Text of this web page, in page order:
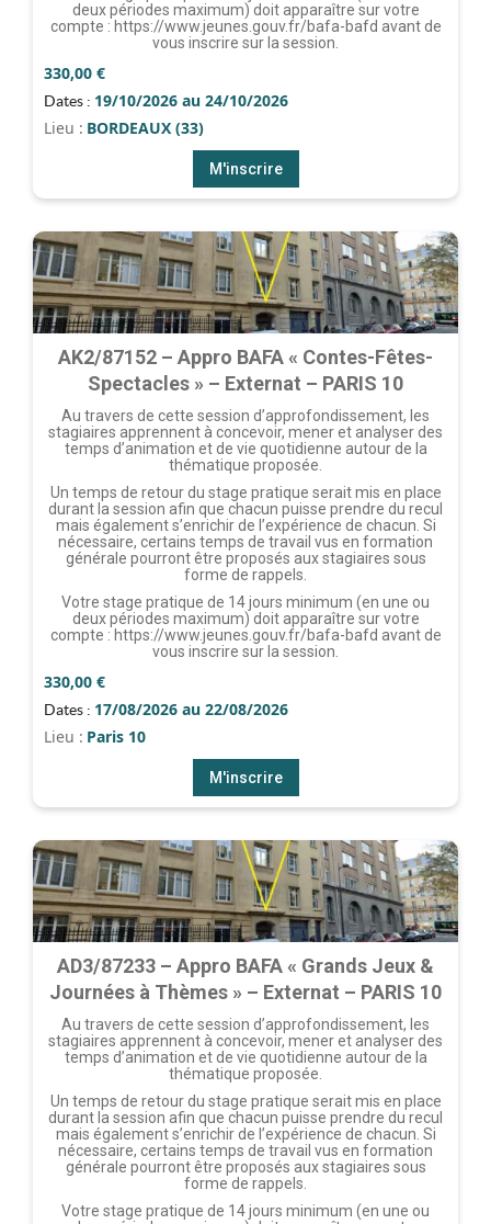
deux périodes maximum) doit apparaître sur votre
compte : https://www.jeunes.gouv.fr/bafa-bafd avant de
vous inscrire sur la session.
330,00 €
Dates : 19/10/2026 au 24/10/2026
Lieu : BORDEAUX (33)
M'inscrire
AK2/87152 – Appro BAFA « Contes-Fêtes-
Spectacles » – Externat – PARIS 10
Au travers de cette session d’approfondissement, les
stagiaires apprennent à concevoir, mener et analyser des
temps d’animation et de vie quotidienne autour de la
thématique proposée.
Un temps de retour du stage pratique serait mis en place
durant la session afin que chacun puisse prendre du recul
mais également s’enrichir de l’expérience de chacun. Si
nécessaire, certains temps de travail vus en formation
générale pourront être proposés aux stagiaires sous
forme de rappels.
Votre stage pratique de 14 jours minimum (en une ou
deux périodes maximum) doit apparaître sur votre
compte : https://www.jeunes.gouv.fr/bafa-bafd avant de
vous inscrire sur la session.
330,00 €
Dates : 17/08/2026 au 22/08/2026
Lieu : Paris 10
M'inscrire
AD3/87233 – Appro BAFA « Grands Jeux &
Journées à Thèmes » – Externat – PARIS 10
Au travers de cette session d’approfondissement, les
stagiaires apprennent à concevoir, mener et analyser des
temps d’animation et de vie quotidienne autour de la
thématique proposée.
Un temps de retour du stage pratique serait mis en place
durant la session afin que chacun puisse prendre du recul
mais également s’enrichir de l’expérience de chacun. Si
nécessaire, certains temps de travail vus en formation
générale pourront être proposés aux stagiaires sous
forme de rappels.
Votre stage pratique de 14 jours minimum (en une ou